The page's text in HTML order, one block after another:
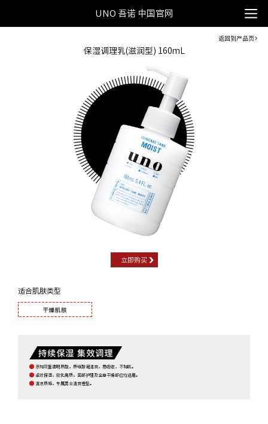
UNO 吾诺 中国官网
返回到产品页
保湿调理乳(滋润型) 160mL
立即购买
适合肌肤类型
添加双重透明质酸，质地醇润清爽，易吸收，不黏腻。
卓效保湿，软化角质，面部护理及全身干燥部位均适用。
清凉质感，专属男士清爽香型。